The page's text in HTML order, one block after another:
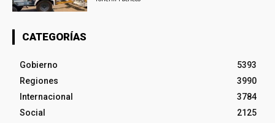
CATEGORÍAS
Gobierno
5393
Regiones
3990
Internacional
3784
Social
2125